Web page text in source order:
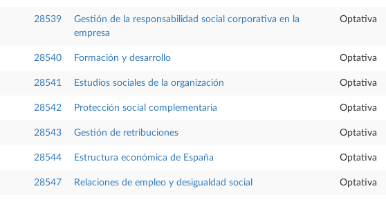
28539
Gestión de la responsabilidad social corporativa en la
empresa
Optativa
28540 Formación y desarrollo Optativa
28541 Estudios sociales de la organización Optativa
28542 Protección social complementaria Optativa
28543 Gestión de retribuciones Optativa
28544 Estructura económica de España Optativa
28547 Relaciones de empleo y desigualdad social Optativa